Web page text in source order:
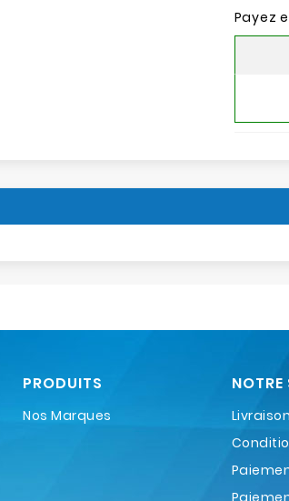
Payez
PRODUITS
Nos Marques
NOTRE
Livraison